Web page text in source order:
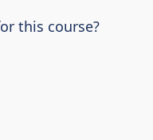
this course?